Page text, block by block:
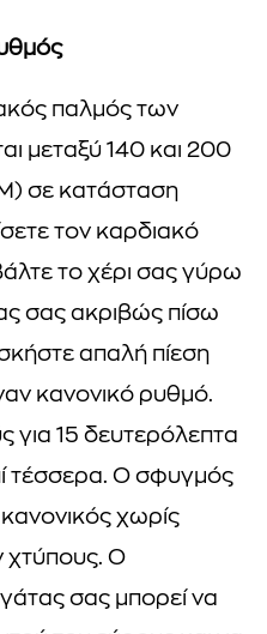
παλμός των
μεταξύ 140 και 200
σε κατάσταση
τον καρδιακό
το χέρι σας γύρω
σας ακριβώς πίσω
απαλή πίεση
κανονικό ρυθμό.
για 15 δευτερόλεπτα
τέσσερα. Ο σφυγμός
κανονικός χωρίς
χτύπους. Ο
σας μπορεί να